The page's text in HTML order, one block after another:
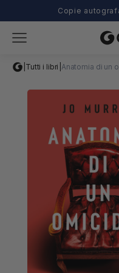
Copie
Tutti i libri Anatomia di un